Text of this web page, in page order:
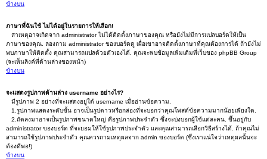
ข้างบน
ภาษาที่ฉันใช้ ไม่ได้อยู่ในรายการให้เลือก!
สาเหตุอาจเกิดจาก administrator ไม่ได้ติดตั้งภาษาของคุณ หรือยังไม่มีการแปลบอร์ดให้เป็น
ภาษาของคุณ. ลองถาม administrator ของบอร์ดดู เผื่อเขาอาจติดตั้งภาษาที่คุณต้องการได้ ถ้ายังไม่
พบภาษาให้ติดตั้ง คุณสามารถแปลด้วยตัวเองได้. คุณจะพบข้อมูลเพิ่มเติมที่เว็บของ phpBB Group
(จะเห็นลิงค์ที่ด้านล่างของหน้า)
ข้างบน
จะแสดงรูปภาพด้านล่าง username อย่างไร?
มีรูปภาพ 2 อย่างที่จะแสดงอยู่ใต้ username เมื่ออ่านข้อความ.
1.รูปภาพแสดงระดับขั้น อาจเป็นรูปดาวหรือกล่องที่จะบอกว่าคุณโพสต์ข้อความมากน้อยเพียงใด.
2.ถัดลงมาอาจเป็นรูปภาพขนาดใหญ่ คือรูปภาพประจำตัว ซึ่งจะบ่งบอกผู้ใช้แต่ละคน. ขึ้นอยู่กับ
administrator ของบอร์ด ที่จะยอมให้ใช้รูปภาพประจำตัว และคุณสามารถเลือกวิธีสร้างได้. ถ้าคุณไม่
สามารถใช้รูปภาพประจำตัว คุณควรถามเหตุผลจาก admin ของบอร์ด (ซึ่งเราแน่ใจว่าเหตุผลนั้นจะ
ต้องดีพอ!)
ข้างบน